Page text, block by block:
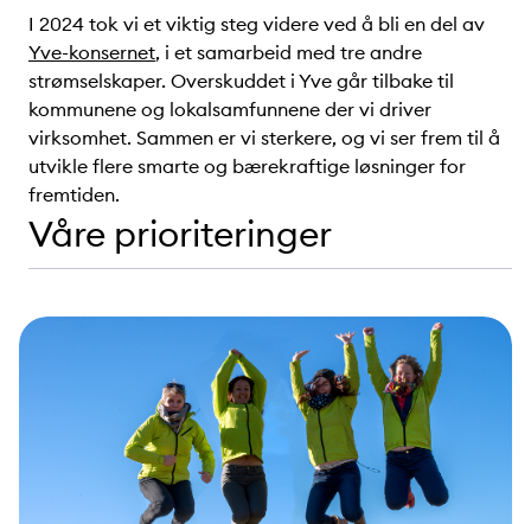
I 2024 tok vi et viktig steg videre ved å bli en del av
Yve-konsernet, i et samarbeid med tre andre
strømselskaper. Overskuddet i Yve går tilbake til
kommunene og lokalsamfunnene der vi driver
virksomhet. Sammen er vi sterkere, og vi ser frem til å
utvikle flere smarte og bærekraftige løsninger for
fremtiden.
Våre prioriteringer